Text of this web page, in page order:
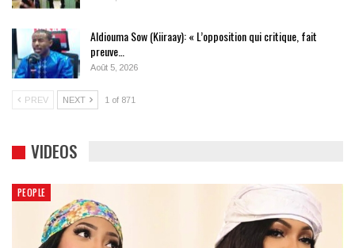
Aldiouma Sow (Kiiraay): « L’opposition qui critique, fait
preuve…
Août 5, 2026
PREV NEXT 1 of 871
VIDEOS
PEOPLE